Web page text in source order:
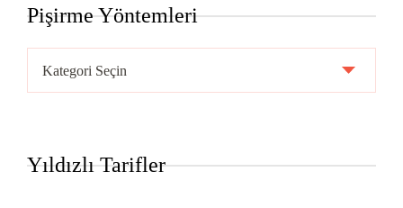
Pişirme Yöntemleri
Yöntemleri
Yıldızlı Tarifler